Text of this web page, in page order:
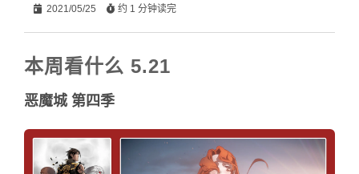
2021/05/25 约 1 分钟读完
本周看什么 5.21
恶魔城 第四季